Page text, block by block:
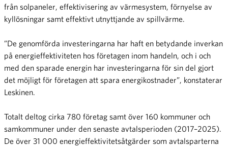
från solpaneler, effektivisering av värmesystem, förnyelse av
kyllösningar samt effektivt utnyttjande av spillvärme.
”De genomförda investeringarna har haft en betydande inverkan
på energieffektiviteten hos företagen inom handeln, och i och
med den sparade energin har investeringarna för sin del gjort
det möjligt för företagen att spara energikostnader”, konstaterar
Leskinen.
Totalt deltog cirka 780 företag samt över 160 kommuner och
samkommuner under den senaste avtalsperioden (2017–2025).
De över 31 000 energieffektivitetsåtgärder som avtalsparterna